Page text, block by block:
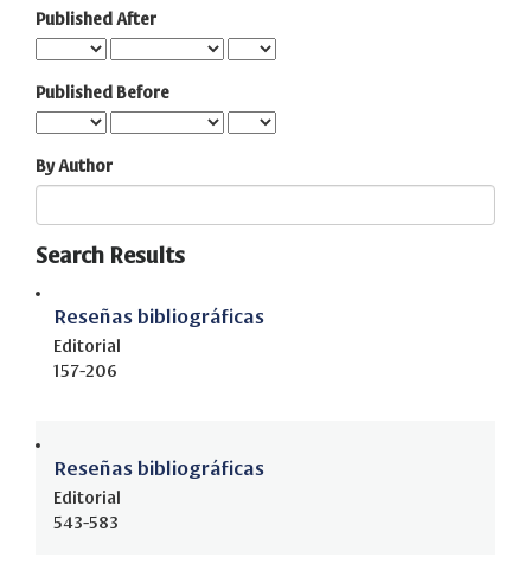
Published After
Published Before
By Author
Search Results
Reseñas bibliográficas
Editorial
157-206
Reseñas bibliográficas
Editorial
543-583